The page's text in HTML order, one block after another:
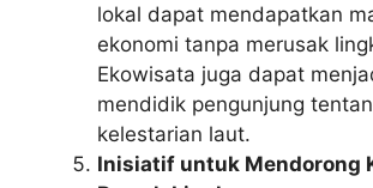
lokal dapat mendapatkan
ekonomi tanpa merusak
Ekowisata juga dapat
mendidik pengunjung
kelestarian laut.
Inisiatif untuk Mendorong